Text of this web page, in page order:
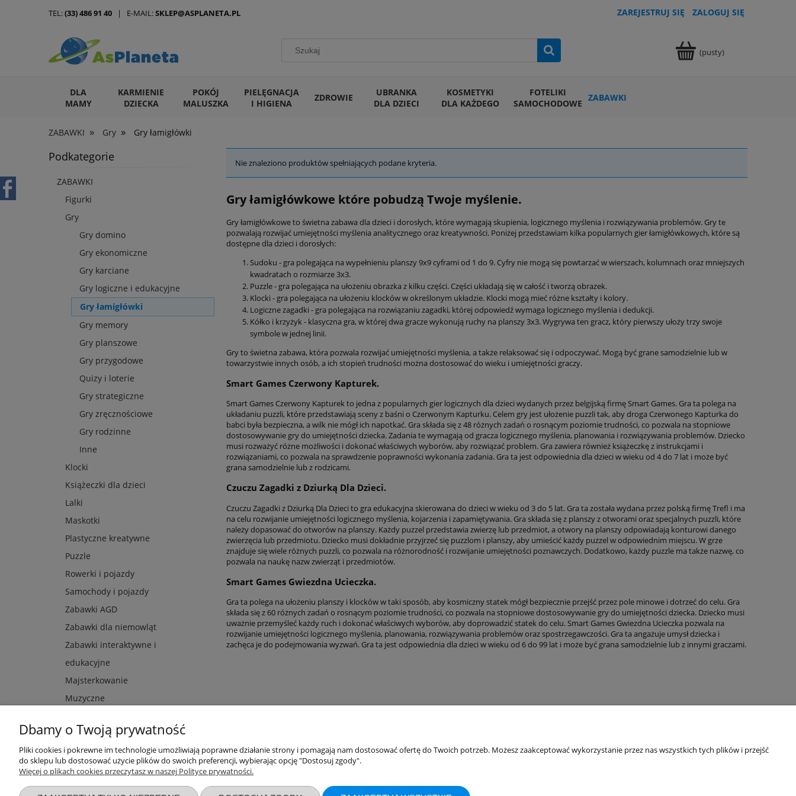
ZAREJESTRUJ SIĘ ZALOGUJ SIĘ
(pusty)
DLA
MAMY
KARMIENIE
DZIECKA
POKÓJ
MALUSZKA
PIELĘGNACJA
I HIGIENA
ZDROWIE
UBRANKA
DLA DZIECI
KOSMETYKI
DLA KAŻDEGO
FOTELIKI
SAMOCHODOWE ZABAWKI
ARTYKUŁY DLA ZWIERZĄT
ZABAWKI » Gry » Gry łamigłówki
TEL:(33) 486 91 40 | E-MAIL:SKLEP@ASPLANETA.PL
Podkategorie
ZABAWKI
Figurki
Gry
Gry domino
Gry ekonomiczne
Gry karciane
Gry logiczne i edukacyjne
Gry łamigłówki
Gry memory
Gry planszowe
Gry przygodowe
Quizy i loterie
Gry strategiczne
Gry zręcznościowe
Gry rodzinne
Inne
Klocki
Książeczki dla dzieci
Lalki
Maskotki
Plastyczne kreatywne
Puzzle
Rowerki i pojazdy
Samochody i pojazdy
Zabawki AGD
Zabawki dla niemowląt
Zabawki interaktywne i
edukacyjne
Majsterkowanie
Muzyczne
Nie znaleziono produktów spełniających podane kryteria.
Gry łamigłówkowe które pobudzą Twoje myślenie.
Gry łamigłówkowe to świetna zabawa dla dzieci i dorosłych, które wymagają skupienia, logicznego myślenia i rozwiązywania problemów. Gry te
pozwalają rozwijać umiejętności myślenia analitycznego oraz kreatywności. Poniżej przedstawiam kilka popularnych gier łamigłówkowych, które są
dostępne dla dzieci i dorosłych:
Sudoku - gra polegająca na wypełnieniu planszy 9x9 cyframi od 1 do 9. Cyfry nie mogą się powtarzać w wierszach, kolumnach oraz mniejszych
kwadratach o rozmiarze 3x3.
Puzzle - gra polegająca na ułożeniu obrazka z kilku części. Części układają się w całość i tworzą obrazek.
Klocki - gra polegająca na ułożeniu klocków w określonym układzie. Klocki mogą mieć różne kształty i kolory.
Logiczne zagadki - gra polegająca na rozwiązaniu zagadki, której odpowiedź wymaga logicznego myślenia i dedukcji.
Kółko i krzyżyk - klasyczna gra, w której dwa gracze wykonują ruchy na planszy 3x3. Wygrywa ten gracz, który pierwszy ułoży trzy swoje
symbole w jednej linii.
Gry to świetna zabawa, która pozwala rozwijać umiejętności myślenia, a także relaksować się i odpoczywać. Mogą być grane samodzielnie lub w
towarzystwie innych osób, a ich stopień trudności można dostosować do wieku i umiejętności graczy.
Smart Games Czerwony Kapturek.
Smart Games Czerwony Kapturek to jedna z popularnych gier logicznych dla dzieci wydanych przez belgijską firmę Smart Games. Gra ta polega na
układaniu puzzli, które przedstawiają sceny z baśni o Czerwonym Kapturku. Celem gry jest ułożenie puzzli tak, aby droga Czerwonego Kapturka do
babci była bezpieczna, a wilk nie mógł ich napotkać. Gra składa się z 48 różnych zadań o rosnącym poziomie trudności, co pozwala na stopniowe
dostosowywanie gry do umiejętności dziecka. Zadania te wymagają od gracza logicznego myślenia, planowania i rozwiązywania problemów. Dziecko
musi rozważyć różne możliwości i dokonać właściwych wyborów, aby rozwiązać problem. Gra zawiera również książeczkę z instrukcjami i
rozwiązaniami, co pozwala na sprawdzenie poprawności wykonania zadania. Gra ta jest odpowiednia dla dzieci w wieku od 4 do 7 lat i może być
grana samodzielnie lub z rodzicami.
Czuczu Zagadki z Dziurką Dla Dzieci.
Czuczu Zagadki z Dziurką Dla Dzieci to gra edukacyjna skierowana do dzieci w wieku od 3 do 5 lat. Gra ta została wydana przez polską firmę Trefl i ma
na celu rozwijanie umiejętności logicznego myślenia, kojarzenia i zapamiętywania. Gra składa się z planszy z otworami oraz specjalnych puzzli, które
należy dopasować do otworów na planszy. Każdy puzzel przedstawia zwierzę lub przedmiot, a otwory na planszy odpowiadają konturowi danego
zwierzęcia lub przedmiotu. Dziecko musi dokładnie przyjrzeć się puzzlom i planszy, aby umieścić każdy puzzel w odpowiednim miejscu. W grze
znajduje się wiele różnych puzzli, co pozwala na różnorodność i rozwijanie umiejętności poznawczych. Dodatkowo, każdy puzzle ma także nazwę, co
pozwala na naukę nazw zwierząt i przedmiotów.
Smart Games Gwiezdna Ucieczka.
Gra ta polega na ułożeniu planszy i klocków w taki sposób, aby kosmiczny statek mógł bezpiecznie przejść przez pole minowe i dotrzeć do celu. Gra
składa się z 60 różnych zadań o rosnącym poziomie trudności, co pozwala na stopniowe dostosowywanie gry do umiejętności dziecka. Dziecko musi
uważnie przemyśleć każdy ruch i dokonać właściwych wyborów, aby doprowadzić statek do celu. Smart Games Gwiezdna Ucieczka pozwala na
rozwijanie umiejętności logicznego myślenia, planowania, rozwiązywania problemów oraz spostrzegawczości. Gra ta angażuje umysł dziecka i
zachęca je do podejmowania wyzwań. Gra ta jest odpowiednia dla dzieci w wieku od 6 do 99 lat i może być grana samodzielnie lub z innymi graczami.
Przydatne linki
Nowości
Promocje
Warunki zakupów
Regulaminy
Zwroty i reklamacje
Moje konto
Ustawienia konta
Informacje o sklepie
Dbamy o Twoją prywatność
Pliki cookies i pokrewne im technologie umożliwiają poprawne działanie strony i pomagają nam dostosować ofertę do Twoich potrzeb. Możesz zaakceptować wykorzystanie przez nas wszystkich tych plików i przejść
do sklepu lub dostosować użycie plików do swoich preferencji, wybierając opcję "Dostosuj zgody".
Więcej o plikach cookies przeczytasz w naszej Polityce prywatności.